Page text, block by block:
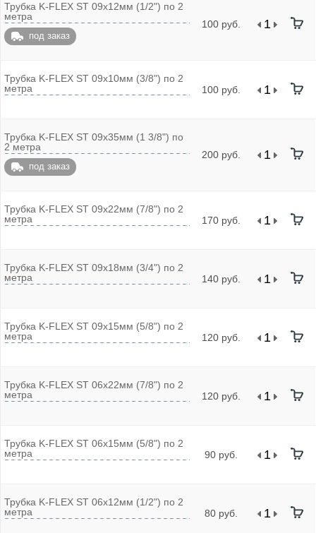
Трубка K-FLEX ST 09х12мм (1/2") по 2
метра
под заказ
100 руб.
Трубка K-FLEX ST 09х10мм (3/8") по 2
метра
100 руб.
Трубка K-FLEX ST 09х35мм (1 3/8") по
2 метра
под заказ
200 руб.
Трубка K-FLEX ST 09х22мм (7/8") по 2
метра
170 руб.
Трубка K-FLEX ST 09х18мм (3/4") по 2
метра
140 руб.
Трубка K-FLEX ST 09х15мм (5/8") по 2
метра
120 руб.
Трубка K-FLEX ST 06x22мм (7/8") по 2
метра
120 руб.
Трубка K-FLEX ST 06x15мм (5/8") по 2
метра
90 руб.
Трубка K-FLEX ST 06x12мм (1/2") по 2
метра
80 руб.